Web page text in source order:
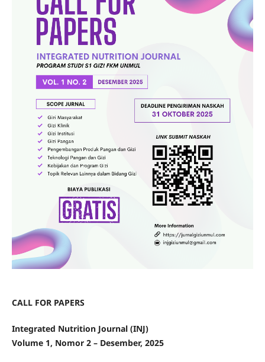
CALL FOR PAPERS
Integrated Nutrition Journal (INJ)
Volume 1, Nomor 2 – Desember, 2025